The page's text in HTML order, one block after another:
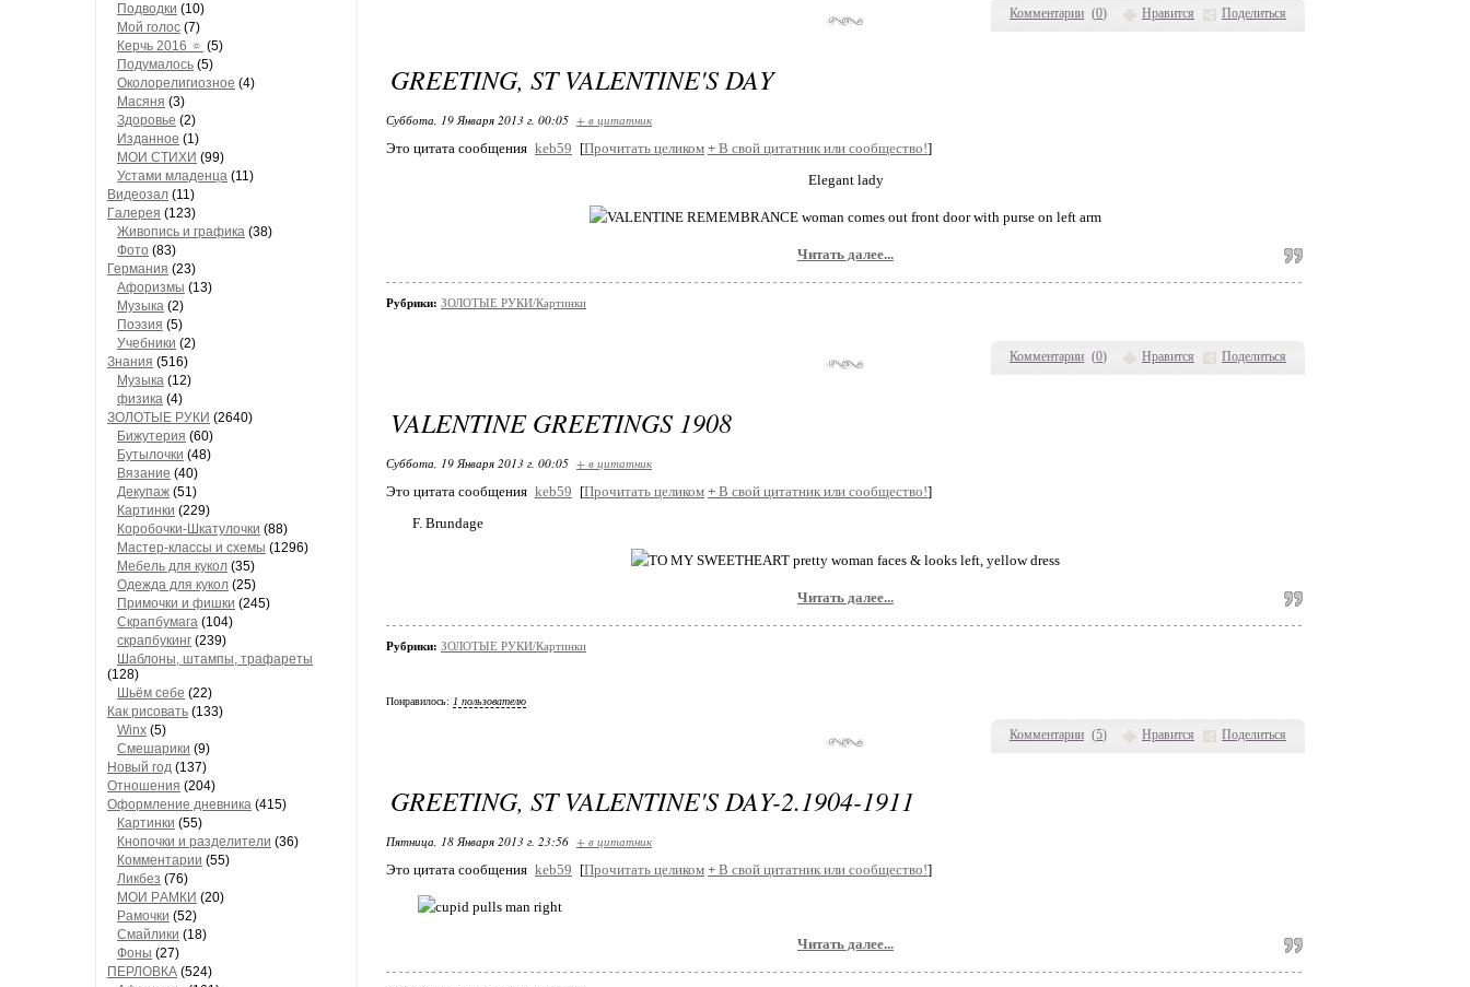
Подводки (10)
Мой голос (7)
Керчь 2016 🔅 (5)
Подумалось (5)
Околорелигиозное (4)
Масяня (3)
Здоровье (2)
Изданное (1)
МОИ СТИХИ (99)
Устами младенца (11)
Видеозал (11)
Гaлерея (123)
Живопись и грaфикa (38)
Фото (83)
Гермaния (23)
Aфоризмы (13)
Музыкa (2)
Поэзия (5)
Учебники (2)
Знания (516)
Музыкa (12)
физика (4)
ЗОЛОТЫЕ РУКИ (2640)
Бижутерия (60)
Бутылочки (48)
Вязaние (40)
Декупaж (51)
Кaртинки (229)
Коробочки-Шкатулочки (88)
Мастер-классы и схемы (1296)
Мебель для кукол (35)
Одеждa для кукол (25)
Примочки и фишки (245)
Скрaпбумaгa (104)
скрапбукинг (239)
Шaблоны, штaмпы, трaфaреты
(128)
Шьём себе (22)
Как рисовать (133)
Winx (5)
Смешарики (9)
Новый год (137)
Отношения (204)
Оформление дневника (415)
Кaртинки (55)
Кнопочки и рaзделители (36)
Комментaрии (55)
Ликбез (76)
МОИ РAМКИ (20)
Рaмочки (52)
Смaйлики (18)
Фоны (27)
ПЕРЛОВКА (524)
Комментарии (0) Нравится Поделиться
Комментарии (0) Нравится Поделиться
GREETING, ST VALENTINE'S DAY
Суббота, 19 Января 2013 г. 00:05 + в цитатник
Это цитата сообщения keb59 [Прочитать целиком + В свой цитатник или сообщество!]
Еlegant lady
Читать далее...
Рубрики: ЗОЛОТЫЕ РУКИ/Кaртинки
Комментарии (5) Нравится Поделиться
VALENTINE GREETINGS 1908
Суббота, 19 Января 2013 г. 00:05 + в цитатник
Это цитата сообщения keb59 [Прочитать целиком + В свой цитатник или сообщество!]
F. Brundage
Читать далее...
Рубрики: ЗОЛОТЫЕ РУКИ/Кaртинки
Понравилось: 1 пользователю
GREETING, ST VALENTINE'S DAY-2.1904-1911
Пятница, 18 Января 2013 г. 23:56 + в цитатник
Это цитата сообщения keb59 [Прочитать целиком + В свой цитатник или сообщество!]
Читать далее...